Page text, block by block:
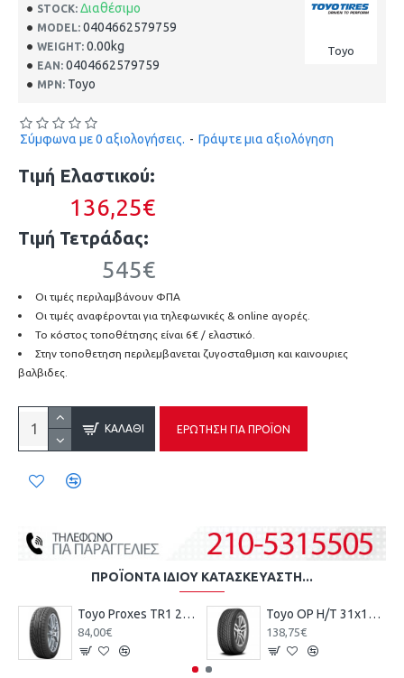
STOCK: Διαθέσιμο
MODEL: 0404662579759
WEIGHT: 0.00kg
EAN: 0404662579759
MPN: Toyo
Toyo
Σύμφωνα με 0 αξιολογήσεις. - Γράψτε μια αξιολόγηση
Τιμή Ελαστικού:
136,25€
Τιμή Τετράδας:
545€
Οι τιμές περιλαμβάνουν ΦΠΑ
Οι τιμές αναφέρονται για τηλεφωνικές & online αγορές.
Το κόστος τοποθέτησης είναι 6€ / ελαστικό.
Στην τοποθετηση περιλεμβανεται ζυγοσταθμιση και καινουριες
βαλβιδες.
ΚΑΛΆΘΙ ΕΡΏΤΗΣΗ ΓΙΑ ΠΡΟΪΌΝ
ΠΡΟΪΌΝΤΑ ΊΔΙΟΥ ΚΑΤΑΣΚΕΥΑΣΤΉ...
Toyo Ρroxes TR1 205/55R16 91W
84,00€
Toyo ΟΡ Η/Τ 31x10.50 R 15 109S
138,75€